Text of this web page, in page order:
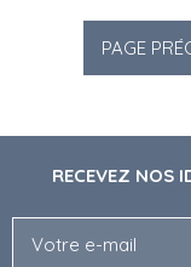
RECEVEZ NOS